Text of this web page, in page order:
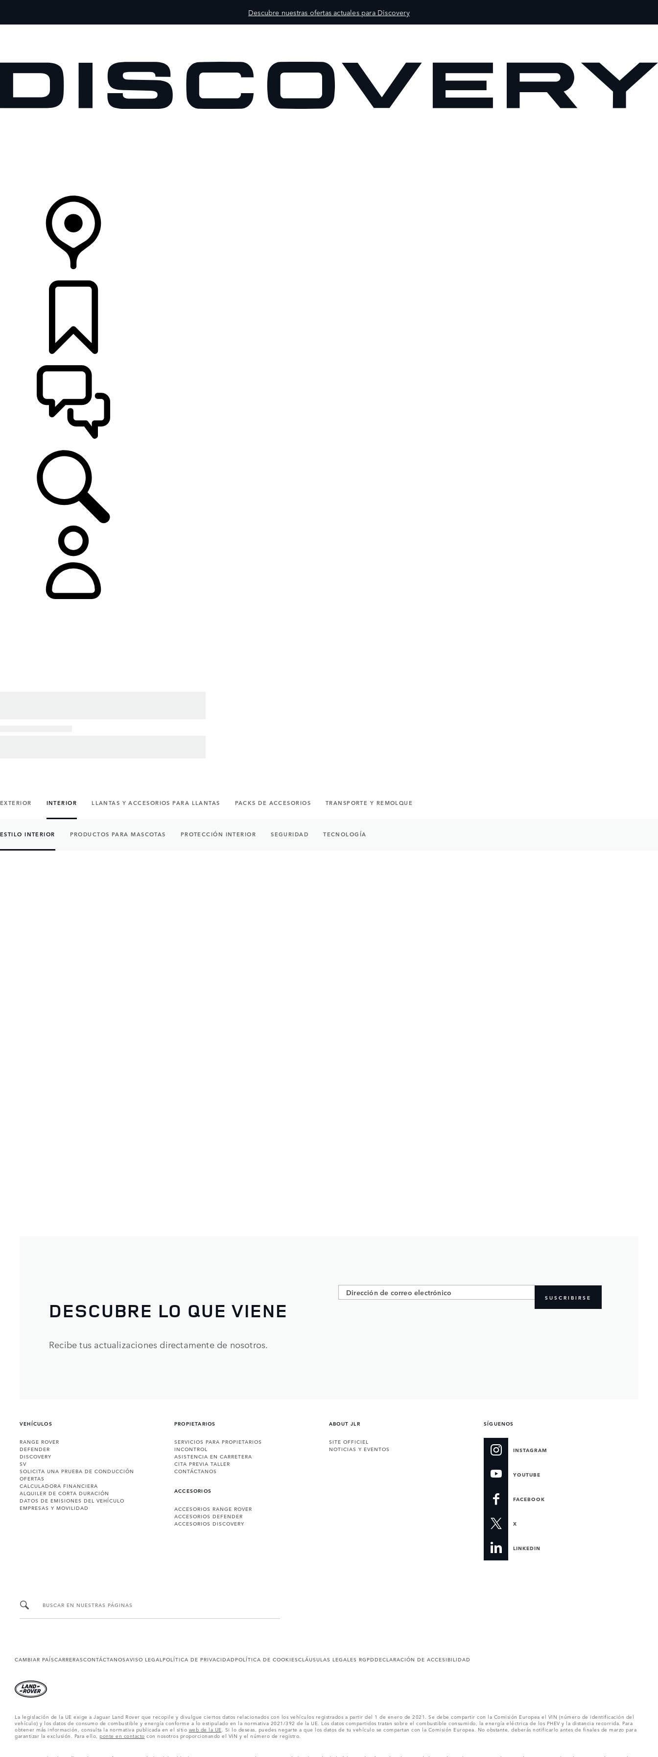
Descubre nuestras ofertas actuales para Discovery
EXTERIOR INTERIOR LLANTAS Y ACCESORIOS PARA LLANTAS PACKS DE ACCESORIOS TRANSPORTE Y REMOLQUE
ESTILO INTERIOR PRODUCTOS PARA MASCOTAS PROTECCIÓN INTERIOR SEGURIDAD TECNOLOGÍA
DESCUBRE LO QUE VIENE
Recibe tus actualizaciones directamente de nosotros.
SUSCRIBIRSE
VEHÍCULOS
RANGE ROVER
DEFENDER
DISCOVERY
SV
SOLICITA UNA PRUEBA DE CONDUCCIÓN
OFERTAS
CALCULADORA FINANCIERA
ALQUILER DE CORTA DURACIÓN
DATOS DE EMISIONES DEL VEHÍCULO
EMPRESAS Y MOVILIDAD
PROPIETARIOS
SERVICIOS PARA PROPIETARIOS
INCONTROL
ASISTENCIA EN CARRETERA
CITA PREVIA TALLER
CONTÁCTANOS
ACCESORIOS
ACCESORIOS RANGE ROVER
ACCESORIOS DEFENDER
ACCESORIOS DISCOVERY
ABOUT JLR
SITE OFFICIEL
NOTICIAS Y EVENTOS
SÍGUENOS
INSTAGRAM
YOUTUBE
FACEBOOK
X
LINKEDIN
BUSCAR EN NUESTRAS PÁGINAS
CAMBIAR PAÍSCARRERASCONTÁCTANOSAVISO LEGAL POLÍTICA DE PRIVACIDADPOLÍTICA DE COOKIESCLÁUSULAS LEGALES RGPDDECLARACIÓN DE ACCESIBILIDAD
La legislación de la UE exige a Jaguar Land Rover que recopile y divulgue ciertos datos relacionados con los vehículos registrados a partir del 1 de enero de 2021. Se debe compartir con la Comisión Europea el VIN (número de identificación del
vehículo) y los datos de consumo de combustible y energía conforme a lo estipulado en la normativa 2021/392 de la UE. Los datos compartidos tratan sobre el combustible consumido, la energía eléctrica de los PHEV y la distancia recorrida. Para
obtener más información, consulta la normativa publicada en el sitio web de la UE . Si lo deseas, puedes negarte a que los datos de tu vehículo se compartan con la Comisión Europea. No obstante, deberás notificarlo antes de finales de marzo para
garantizar la exclusión. Para ello, ponte en contacto con nosotros proporcionando el VIN y el número de registro.